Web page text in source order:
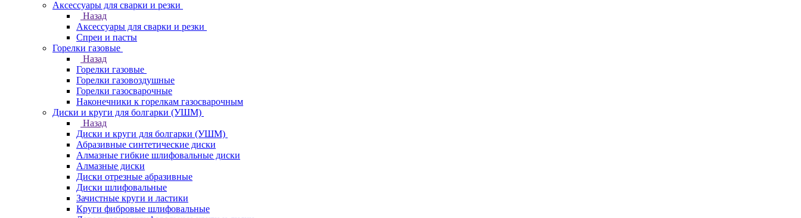
Аксессуары для сварки и резки
Назад
Аксессуары для сварки и резки
Спреи и пасты
Горелки газовые
Назад
Горелки газовые
Горелки газовоздушные
Горелки газосварочные
Наконечники к горелкам газосварочным
Диски и круги для болгарки (УШМ)
Назад
Диски и круги для болгарки (УШМ)
Абразивные синтетические диски
Алмазные гибкие шлифовальные диски
Алмазные диски
Диски отрезные абразивные
Диски шлифовальные
Зачистные круги и ластики
Круги фибровые шлифовальные